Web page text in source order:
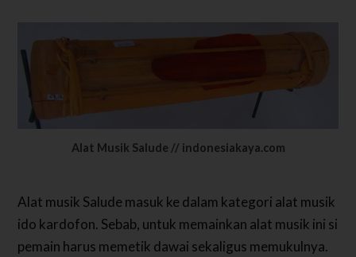
Alat Musik Salude // indonesiakaya.com
Alat musik Salude masuk ke dalam kategori alat musik
ido kardofon. Sebab, untuk memainkan alat musik ini si
pemain harus memetik dawai sekaligus memukulnya.